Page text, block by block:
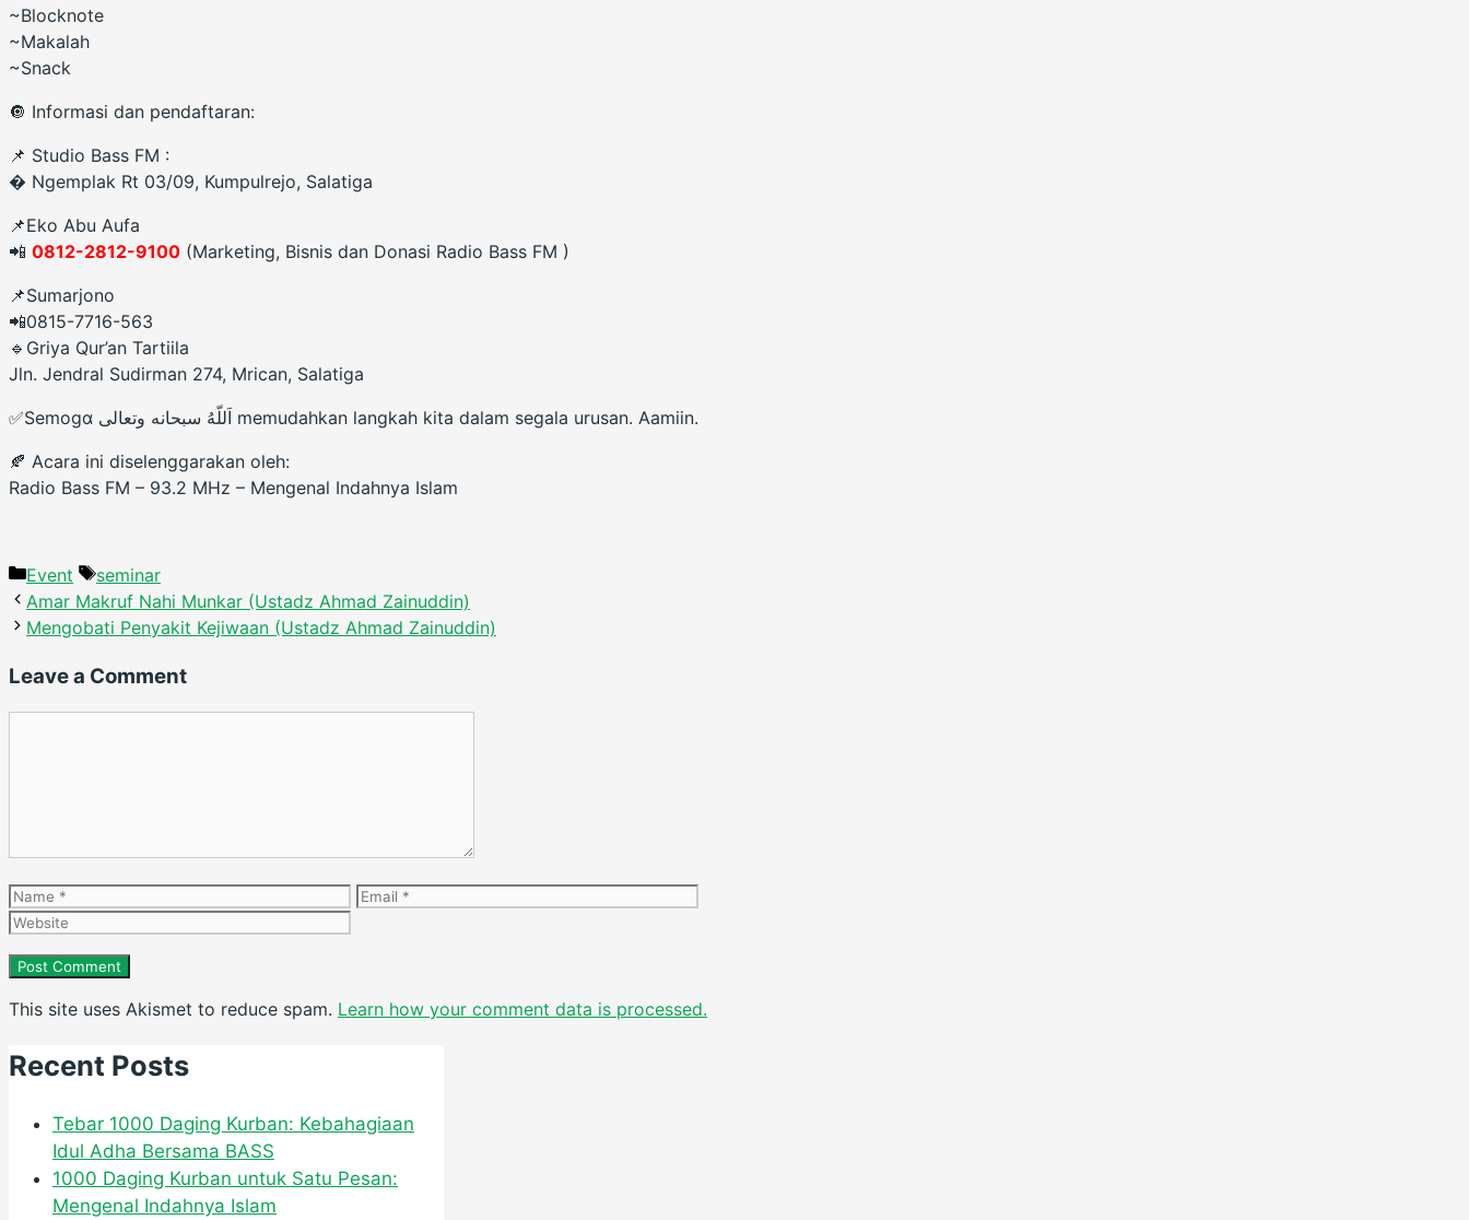
~Blocknote
~Makalah
~Snack
🔘 Informasi dan pendaftaran:
📌 Studio Bass FM :
� Ngemplak Rt 03/09, Kumpulrejo, Salatiga
📌Eko Abu Aufa
📲 0812-2812-9100 (Marketing, Bisnis dan Donasi Radio Bass FM )
📌Sumarjono
📲0815-7716-563
🔹Griya Qur’an Tartiila
Jln. Jendral Sudirman 274, Mrican, Salatiga
✅Semogɑ اَللّهُ سبحانه وتعالى memudahkan langkah kita dalam segala urusan. Aamiin.
🍂 Acara ini diselenggarakan oleh:
Radio Bass FM – 93.2 MHz – Mengenal Indahnya Islam
Categories
Event Tags
seminar
Amar Makruf Nahi Munkar (Ustadz Ahmad Zainuddin)
Mengobati Penyakit Kejiwaan (Ustadz Ahmad Zainuddin)
Leave a Comment
Name Email
This site uses Akismet to reduce spam. Learn how your comment data is processed.
Recent Posts
Tebar 1000 Daging Kurban: Kebahagiaan
Idul Adha Bersama BASS
1000 Daging Kurban untuk Satu Pesan:
Mengenal Indahnya Islam